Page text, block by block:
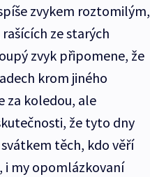
zvykem roztomilým,
ze starých
zvyk připomene, že
krom jiného
za koledou, ale
že tyto dny
těch, kdo věří
i my opomlázkovaní